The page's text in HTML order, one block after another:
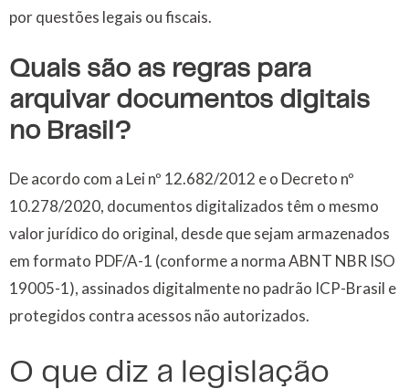
por questões legais ou fiscais.
Quais são as regras para
arquivar documentos digitais
no Brasil?
De acordo com a Lei nº 12.682/2012 e o Decreto nº
10.278/2020, documentos digitalizados têm o mesmo
valor jurídico do original, desde que sejam armazenados
em formato PDF/A-1 (conforme a norma ABNT NBR ISO
19005-1), assinados digitalmente no padrão ICP-Brasil e
protegidos contra acessos não autorizados.
O que diz a legislação